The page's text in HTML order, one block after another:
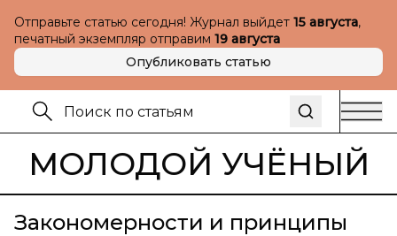
Отправьте статью сегодня! Журнал выйдет 15 августа,
печатный экземпляр отправим 19 августа
Опубликовать статью
МОЛОДОЙ УЧЁНЫЙ
Закономерности и принципы